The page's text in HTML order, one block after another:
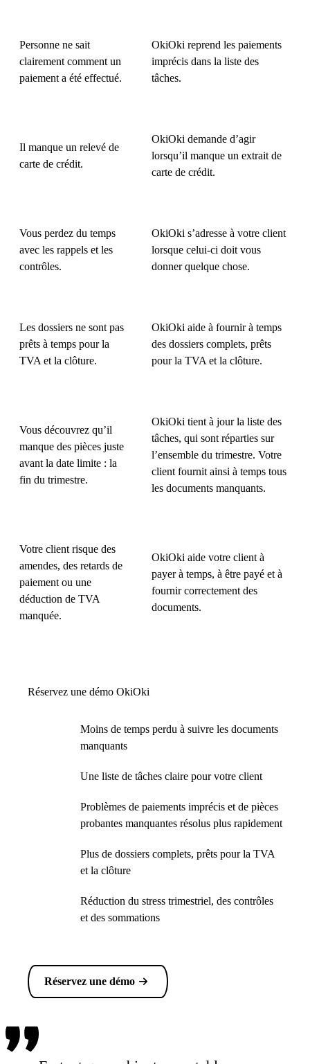
Personne ne sait
clairement comment un
paiement a été effectué.
OkiOki reprend les paiements
imprécis dans la liste des
tâches.
Il manque un relevé de
carte de crédit.
OkiOki demande d’agir
lorsqu’il manque un extrait de
carte de crédit.
Vous perdez du temps
avec les rappels et les
contrôles.
OkiOki s’adresse à votre client
lorsque celui-ci doit vous
donner quelque chose.
Les dossiers ne sont pas
prêts à temps pour la
TVA et la clôture.
OkiOki aide à fournir à temps
des dossiers complets, prêts
pour la TVA et la clôture.
Vous découvrez qu’il
manque des pièces juste
avant la date limite : la
fin du trimestre.
OkiOki tient à jour la liste des
tâches, qui sont réparties sur
l’ensemble du trimestre. Votre
client fournit ainsi à temps tous
les documents manquants.
Votre client risque des
amendes, des retards de
paiement ou une
déduction de TVA
manquée.
OkiOki aide votre client à
payer à temps, à être payé et à
fournir correctement des
documents.
Réservez une démo OkiOki
Moins de temps perdu à suivre les documents
manquants
Une liste de tâches claire pour votre client
Problèmes de paiements imprécis et de pièces
probantes manquantes résolus plus rapidement
Plus de dossiers complets, prêts pour la TVA
et la clôture
Réduction du stress trimestriel, des contrôles
et des sommations
Réservez une démo